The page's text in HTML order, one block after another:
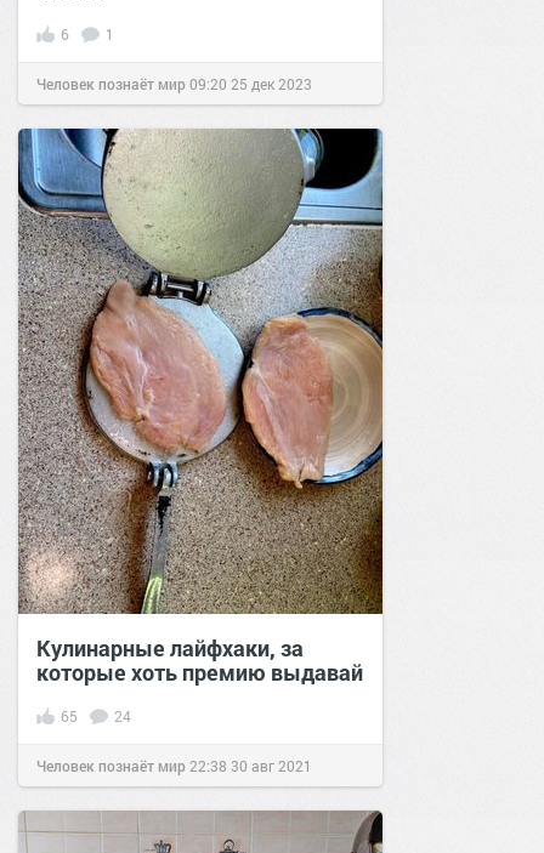
6 1
Человек познаёт мир09:20 25 дек 2023
Кулинарные лайфхаки, за
которые хоть премию выдавай
65 24
Человек познаёт мир 22:38 30 авг 2021